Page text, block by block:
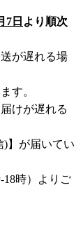
7日 より順次
が遅れる場
す。
けが遅れる
)】が届いてい
18時）よりご